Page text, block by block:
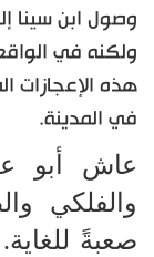
وصول ابن سينا
ولكنه في
هذه الإعجازات
في المدينة.
عاش أبو
والفلكي
صعبةً